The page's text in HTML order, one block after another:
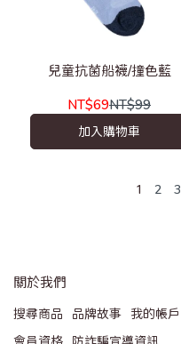
兒童抗菌船襪/撞色藍
NT$69NT$99
加入購物車
1 2 3
關於我們
搜尋商品 品牌故事 我的帳戶
會員資格
防詐騙宣導資訊